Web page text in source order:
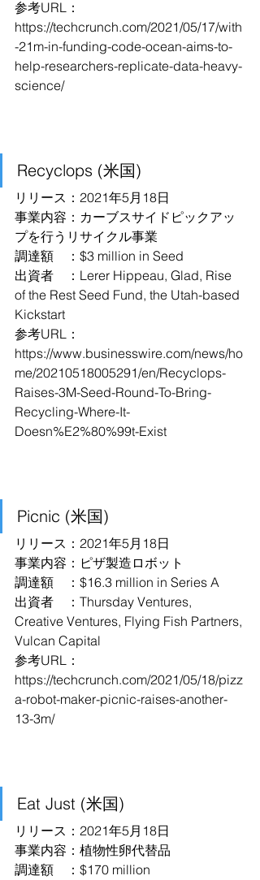
参考URL：
https://techcrunch.com/2021/05/17/with
-21m-in-funding-code-ocean-aims-to-
help-researchers-replicate-data-heavy-
science/
Recyclops (米国)
リリース：2021年5月18日
事業内容：カーブスサイドピックアッ
プを行うリサイクル事業
調達額　：$3 million in Seed
出資者　：Lerer Hippeau, Glad, Rise
of the Rest Seed Fund, the Utah-based
Kickstart
参考URL：
https://www.businesswire.com/news/ho
me/20210518005291/en/Recyclops-
Raises-3M-Seed-Round-To-Bring-
Recycling-Where-It-
Doesn%E2%80%99t-Exist
Picnic (米国)
リリース：2021年5月18日
事業内容：ピザ製造ロボット
調達額　：$16.3 million in Series A
出資者　：Thursday Ventures,
Creative Ventures, Flying Fish Partners,
Vulcan Capital
参考URL：
https://techcrunch.com/2021/05/18/pizz
a-robot-maker-picnic-raises-another-
13-3m/
Eat Just (米国)
リリース：2021年5月18日
事業内容：植物性卵代替品
調達額　：$170 million